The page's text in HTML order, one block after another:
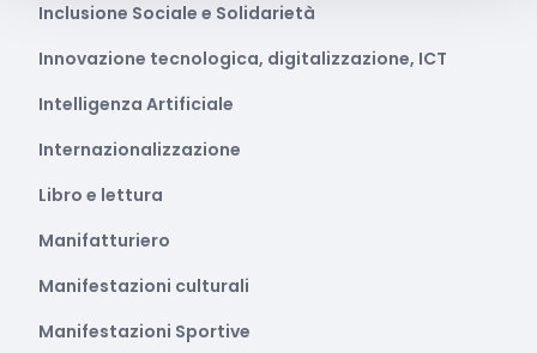
Inclusione Sociale e Solidarietà
Innovazione tecnologica, digitalizzazione, ICT
Intelligenza Artificiale
Internazionalizzazione
Libro e lettura
Manifatturiero
Manifestazioni culturali
Manifestazioni Sportive